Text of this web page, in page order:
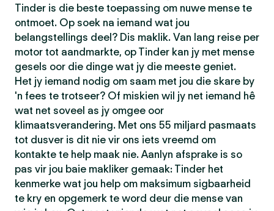
Tinder is die beste toepassing om nuwe mense te
ontmoet. Op soek na iemand wat jou
belangstellings deel? Dis maklik. Van lang reise per
motor tot aandmarkte, op Tinder kan jy met mense
gesels oor die dinge wat jy die meeste geniet.
Het jy iemand nodig om saam met jou die skare by
'n fees te trotseer? Of miskien wil jy net iemand hê
wat net soveel as jy omgee oor
klimaatsverandering. Met ons 55 miljard pasmaats
tot dusver is dit nie vir ons iets vreemd om
kontakte te help maak nie. Aanlyn afsprake is so
pas vir jou baie makliker gemaak: Tinder het
kenmerke wat jou help om maksimum sigbaarheid
te kry en opgemerk te word deur die mense van